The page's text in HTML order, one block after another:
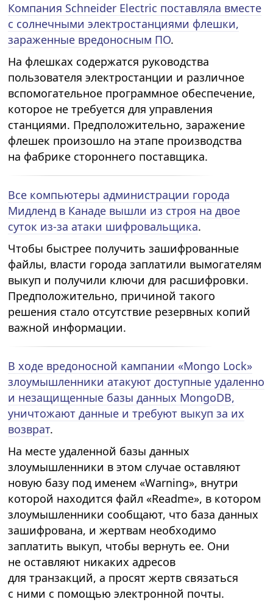
Компания Schneider Electric поставляла вместе
с солнечными электростанциями флешки,
зараженные вредоносным ПО.
На флешках содержатся руководства
пользователя электростанции и различное
вспомогательное программное обеспечение,
которое не требуется для управления
станциями. Предположительно, заражение
флешек произошло на этапе производства
на фабрике стороннего поставщика.
Все компьютеры администрации города
Мидленд в Канаде вышли из строя на двое
суток из-за атаки шифровальщика.
Чтобы быстрее получить зашифрованные
файлы, власти города заплатили вымогателям
выкуп и получили ключи для расшифровки.
Предположительно, причиной такого
решения стало отсутствие резервных копий
важной информации.
В ходе вредоносной кампании «Mongo Lock»
злоумышленники атакуют доступные удаленно
и незащищенные базы данных MongoDB,
уничтожают данные и требуют выкуп за их
возврат.
На месте удаленной базы данных
злоумышленники в этом случае оставляют
новую базу под именем «Warning», внутри
которой находится файл «Readme», в котором
злоумышленники сообщают, что база данных
зашифрована, и жертвам необходимо
заплатить выкуп, чтобы вернуть ее. Они
не оставляют никаких адресов
для транзакций, а просят жертв связаться
с ними с помощью электронной почты.